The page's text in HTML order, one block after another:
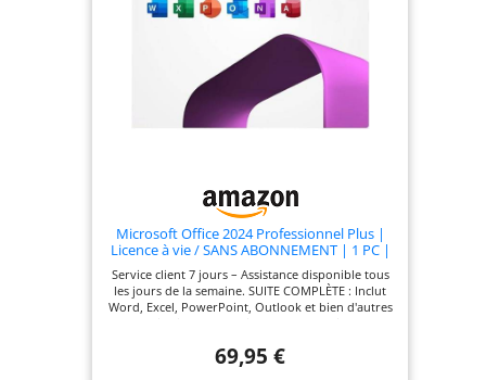
Microsoft Office 2024 Professionnel Plus |
Licence à vie / SANS ABONNEMENT | 1 PC |
Activation en ligne | Envoi via le système de
messagerie d'Amazon
Service client 7 jours – Assistance disponible tous
les jours de la semaine. SUITE COMPLÈTE : Inclut
Word, Excel, PowerPoint, Outlook et bien d'autres
rapidement et facilement via Internet grâce à un
69,95 €